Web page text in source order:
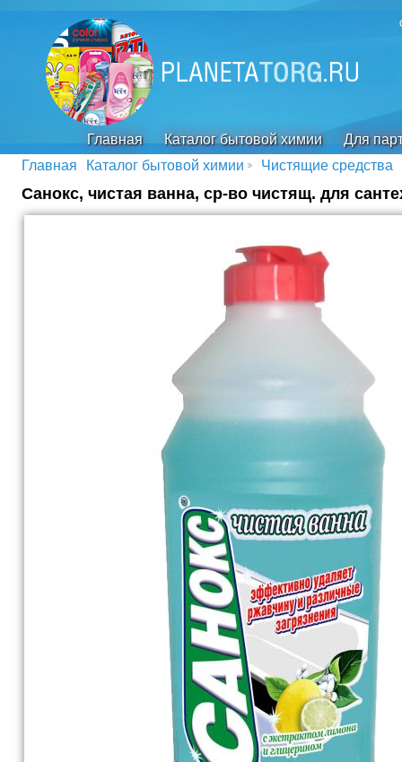
Главная Каталог бытовой химии
Для
Главная
Каталог бытовой химии Чистящие средства
Санокс, чистая ванна, ср-во чистящ. для